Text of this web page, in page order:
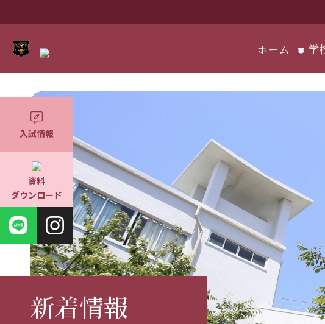
入試情報
資料
ダウンロード
ホーム 学
新着情報